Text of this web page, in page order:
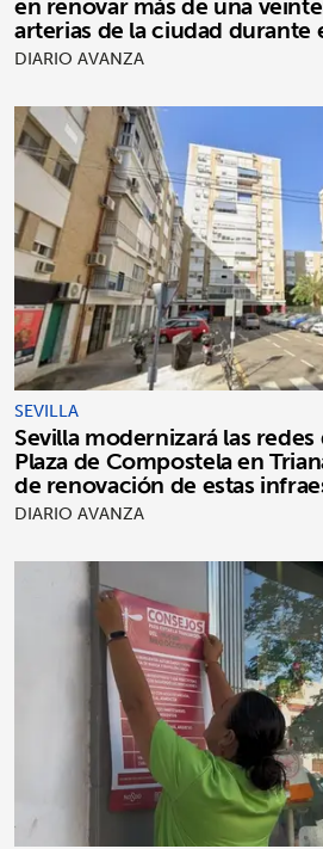
arterias de la ciudad durante
DIARIO AVANZA
SEVILLA
Sevilla modernizará las redes
Plaza de Compostela en
de renovación de estas
la ciudad
DIARIO AVANZA